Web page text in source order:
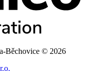
Běchovice © 2026